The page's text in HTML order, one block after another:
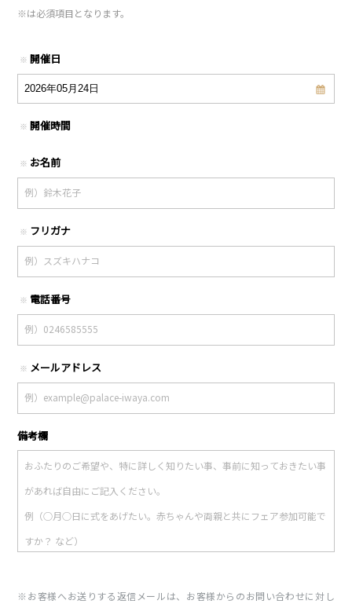
※は必須項目となります。
※ 開催日
※ 開催時間
※ お名前
※ フリガナ
※ 電話番号
※ メールアドレス
備考欄
※お客様へお送りする返信メールは、お客様からのお問い合わせに対し